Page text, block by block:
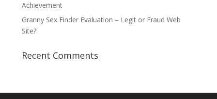
Achievement
Granny Sex Finder Evaluation – Legit or Fraud Web
Site?
Recent Comments